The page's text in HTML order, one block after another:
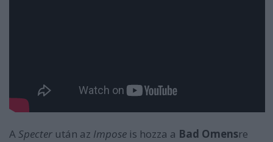
A Specter után az Impose is hozza a Bad Omensre